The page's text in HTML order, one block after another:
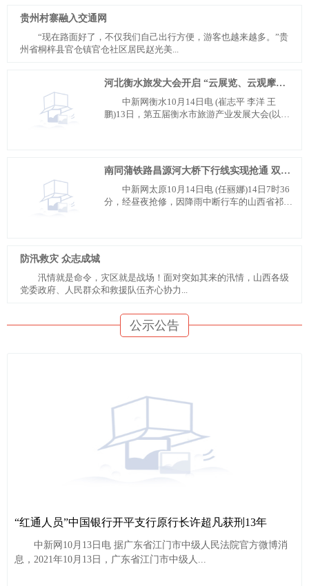
贵州村寨融入交通网
“现在路面好了，不仅我们自己出行方便，游客也越来越多。”贵
州省桐梓县官仓镇官仓社区居民赵光美...
河北衡水旅发大会开启 “云展览、云观摩、云带货、云旅游”模式
中新网衡水10月14日电 (崔志平 李洋 王
鹏)13日，第五届衡水市旅游产业发展大会(以下
南同蒲铁路昌源河大桥下行线实现抢通 双向恢复通车
中新网太原10月14日电 (任丽娜)14日7时36
分，经昼夜抢修，因降雨中断行车的山西省祁县
防汛救灾 众志成城
汛情就是命令，灾区就是战场！面对突如其来的汛情，山西各级
党委政府、人民群众和救援队伍齐心协力...
公示公告
“红通人员”中国银行开平支行原行长许超凡获刑13年
中新网10月13日电 据广东省江门市中级人民法院官方微博消
息，2021年10月13日，广东省江门市中级人...